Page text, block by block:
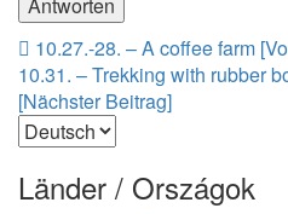
Beitrags-
Navigation
10.27.-28. – A coffee farm
10.31. – Trekking with rubber
[Nächster Beitrag]
Sprache
auswählen
Länder / Országok